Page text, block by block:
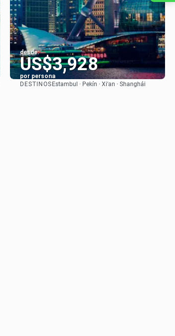
desde:
US$3,928
por persona
DESTINOS Estambul · Pekín · Xi'an · Shanghái